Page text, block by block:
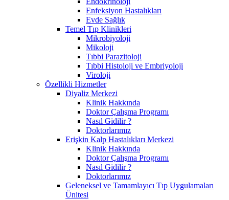
Enfeksiyon Hastalıkları
Evde Sağlık
Temel Tıp Klinikleri
Mikrobiyoloji
Mikoloji
Tıbbi Parazitoloji
Tıbbi Histoloji ve Embriyoloji
Viroloji
Özellikli Hizmetler
Diyaliz Merkezi
Klinik Hakkında
Doktor Çalışma Programı
Nasıl Gidilir ?
Doktorlarımız
Erişkin Kalp Hastalıkları Merkezi
Klinik Hakkında
Doktor Çalışma Programı
Nasıl Gidilir ?
Doktorlarımız
Geleneksel ve Tamamlayıcı Tıp Uygulamaları
Ünitesi